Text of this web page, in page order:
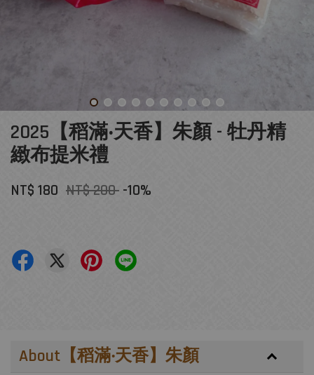
2025【稻滿‧天香】朱顏 - 牡丹精
緻布提米禮
NT$ 180 NT$ 200 -10%
About【稻滿‧天香】朱顏